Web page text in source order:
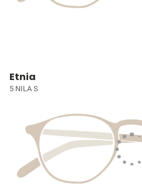
Etnia
5 NILA S